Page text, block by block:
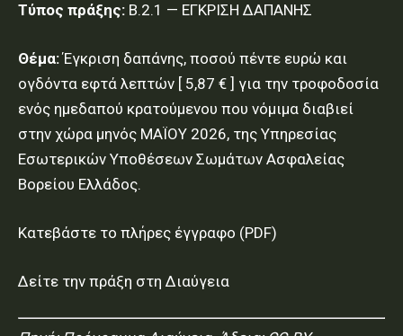
Τύπος πράξης: Β.2.1 — ΕΓΚΡΙΣΗ ΔΑΠΑΝΗΣ
Θέμα:Έγκριση δαπάνης, ποσού πέντε ευρώ και
ογδόντα εφτά λεπτών [ 5,87 € ] για την τροφοδοσία
ενός ημεδαπού κρατούμενου που νόμιμα διαβιεί
στην χώρα μηνός ΜΑΪΟΥ 2026, της Υπηρεσίας
Εσωτερικών Υποθέσεων Σωμάτων Ασφαλείας
Βορείου Ελλάδος.
Κατεβάστε το πλήρες έγγραφο (PDF)
Δείτε την πράξη στη Διαύγεια